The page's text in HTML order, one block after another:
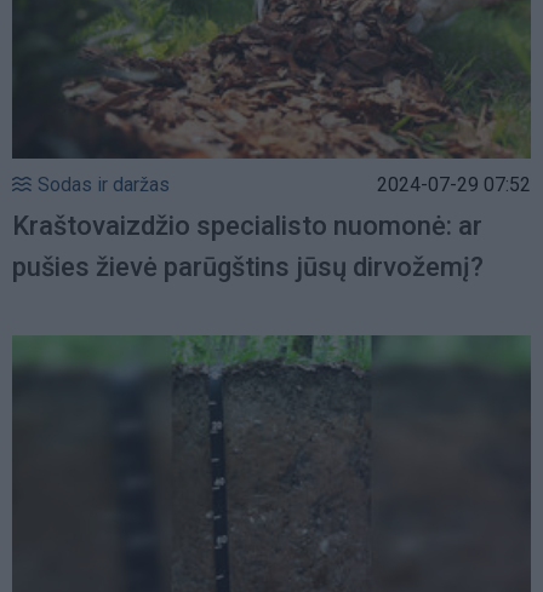
Sodas ir daržas 2024-07-29 07:52
Kraštovaizdžio specialisto nuomonė: ar
pušies žievė parūgštins jūsų dirvožemį?